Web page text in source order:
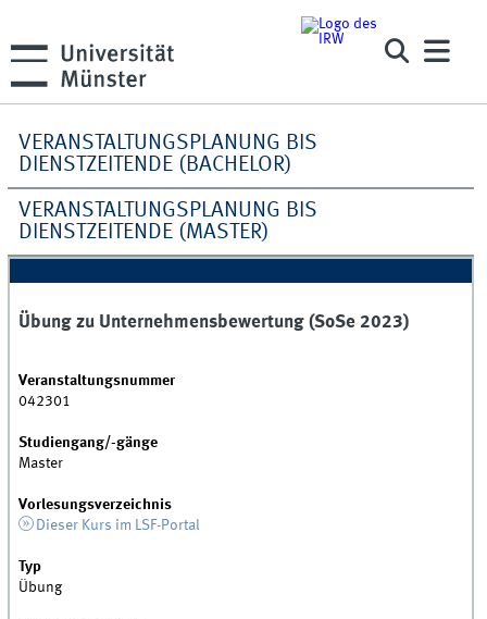
VERANSTALTUNGSPLANUNG BIS
DIENSTZEITENDE (BACHELOR)
VERANSTALTUNGSPLANUNG BIS
DIENSTZEITENDE (MASTER)
Übung zu Unternehmensbewertung (SoSe 2023)
Veranstaltungsnummer
042301
Studiengang/-gänge
Master
Vorlesungsverzeichnis
Dieser Kurs im LSF-Portal
Typ
Übung